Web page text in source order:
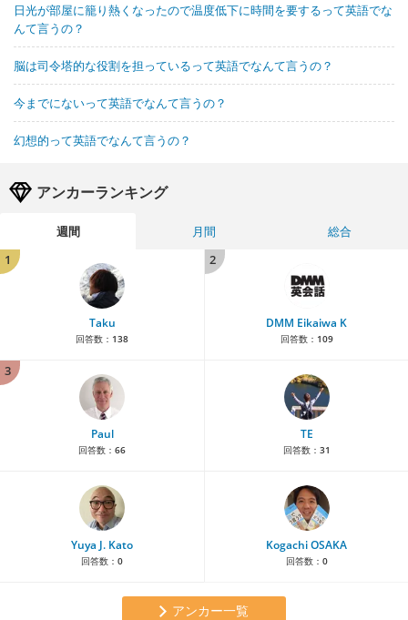
日光が部屋に籠り熱くなったので温度低下に時間を要するって英語でな
んて言うの？
脳は司令塔的な役割を担っているって英語でなんて言うの？
今までにないって英語でなんて言うの？
幻想的って英語でなんて言うの？
アンカーランキング
週間 月間
総合
1
Taku
回答数： 138
2
DMM Eikaiwa K
回答数： 109
3
Paul
回答数： 66
TE
回答数： 31
Yuya J. Kato
回答数： 0
Kogachi OSAKA
回答数： 0
アンカー一覧